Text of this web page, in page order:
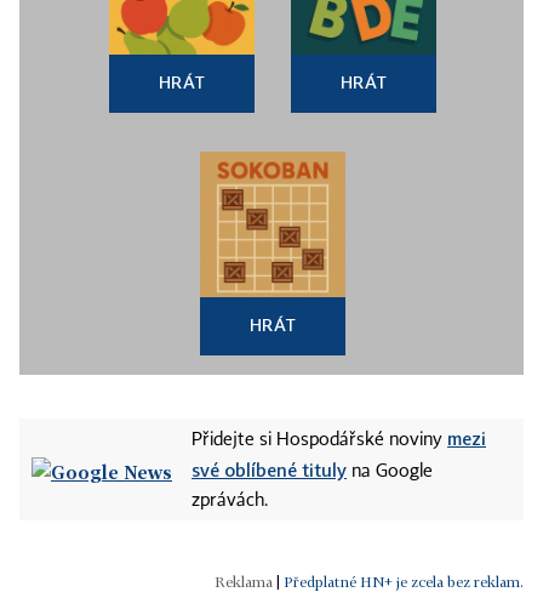
HRÁT HRÁT
HRÁT
Přidejte si Hospodářské noviny mezi
své oblíbené tituly na Google
zprávách.
Předplatné HN+ je zcela bez reklam.